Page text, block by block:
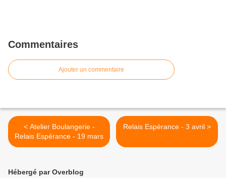
Commentaires
Ajouter un commentaire
< Atelier Boulangerie -
Relais Espérance - 19 mars
Relais Espérance - 3 avril >
Hébergé par Overblog